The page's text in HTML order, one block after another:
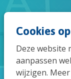
Cookies
Deze website
aanpassen
wijzigen.